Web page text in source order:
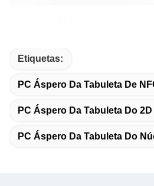
Etiquetas:
PC Áspero Da Tabuleta De
PC Áspero Da Tabuleta Do
PC Áspero Da Tabuleta Do